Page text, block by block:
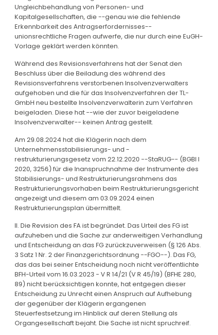
Ungleichbehandlung von Personen- und
Kapitalgesellschaften, die --genau wie die fehlende
Erkennbarkeit des Antragserfordernisses--
unionsrechtliche Fragen aufwerfe, die nur durch eine EuGH-
Vorlage geklärt werden könnten.
Während des Revisionsverfahrens hat der Senat den
Beschluss über die Beiladung des während des
Revisionsverfahrens verstorbenen Insolvenzverwalters
aufgehoben und die für das Insolvenzverfahren der TL-
GmbH neu bestellte Insolvenzverwalterin zum Verfahren
beigeladen. Diese hat --wie der zuvor beigeladene
Insolvenzverwalter-- keinen Antrag gestellt.
Am 29.08.2024 hat die Klägerin nach dem
Unternehmensstabilisierungs- und -
restrukturierungsgesetz vom 22.12.2020 --StaRUG-- (BGBl I
2020, 3256) für die Inanspruchnahme der Instrumente des
Stabilisierungs- und Restrukturierungsrahmens das
Restrukturierungsvorhaben beim Restrukturierungsgericht
angezeigt und diesem am 03.09.2024 einen
Restrukturierungsplan übermittelt.
II. Die Revision des FA ist begründet. Das Urteil des FG ist
aufzuheben und die Sache zur anderweitigen Verhandlung
und Entscheidung an das FG zurückzuverweisen (§ 126 Abs.
3 Satz 1 Nr. 2 der Finanzgerichtsordnung --FGO--). Das FG,
das das bei seiner Entscheidung noch nicht veröffentlichte
BFH-Urteil vom 16.03.2023 - V R 14/21 (V R 45/19) (BFHE 280,
89) nicht berücksichtigen konnte, hat entgegen dieser
Entscheidung zu Unrecht einen Anspruch auf Aufhebung
der gegenüber der Klägerin ergangenen
Steuerfestsetzung im Hinblick auf deren Stellung als
Organgesellschaft bejaht. Die Sache ist nicht spruchreif.